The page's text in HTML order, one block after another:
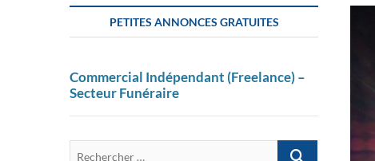
PETITES ANNONCES GRATUITES
Commercial Indépendant (Freelance) –
Secteur Funéraire
Rechercher